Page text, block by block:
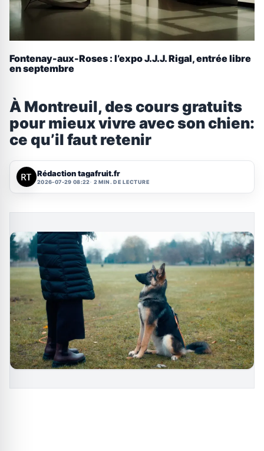
Fontenay-aux-Roses : l’expo J.J.J. Rigal, entrée libre
en septembre
À Montreuil, des cours gratuits
pour mieux vivre avec son chien:
ce qu’il faut retenir
Rédaction tagafruit.fr
2026-07-29 08:22 2 MIN. DE LECTURE